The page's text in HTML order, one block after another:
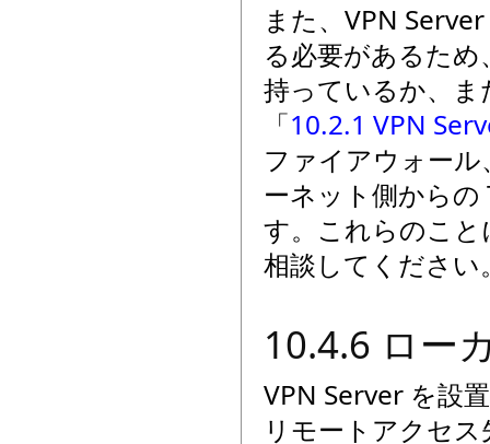
また、VPN
る必要があるた
持っているか、
「10.2.1 VPN
ファイアウォー
ーネット側から
す。これらのこ
相談してください
10.4.6 ロー
VPN Server を設
リモートアクセ